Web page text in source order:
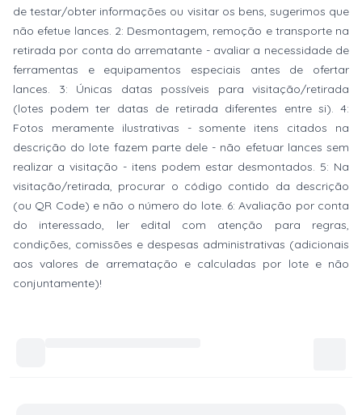
de testar/obter informações ou visitar os bens, sugerimos que
não efetue lances. 2: Desmontagem, remoção e transporte na
retirada por conta do arrematante - avaliar a necessidade de
ferramentas e equipamentos especiais antes de ofertar
lances. 3: Únicas datas possíveis para visitação/retirada
(lotes podem ter datas de retirada diferentes entre si). 4:
Fotos meramente ilustrativas - somente itens citados na
descrição do lote fazem parte dele - não efetuar lances sem
realizar a visitação - itens podem estar desmontados. 5: Na
visitação/retirada, procurar o código contido da descrição
(ou QR Code) e não o número do lote. 6: Avaliação por conta
do interessado, ler edital com atenção para regras,
condições, comissões e despesas administrativas (adicionais
aos valores de arrematação e calculadas por lote e não
conjuntamente)!